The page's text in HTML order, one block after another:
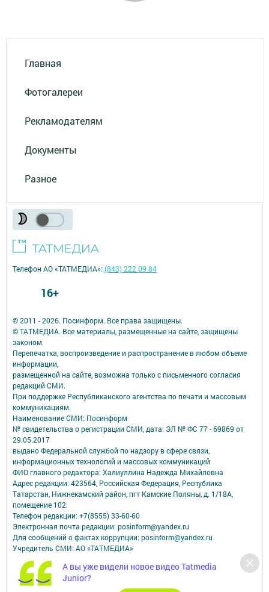
Главная
Фотогалереи
Рекламодателям
Документы
Разное
А вы уже видели новое видео Tatmedia
Junior?
© 2011 - 2026. Посинформ. Все права защищены.
© ТАТМЕДИА. Все материалы, размещенные на сайте, защищены
законом.
Перепечатка, воспроизведение и распространение в любом объеме
информации,
размещенной на сайте, возможна только с письменного согласия
редакций СМИ.
При поддержке Республиканского агентства по печати и массовым
коммуникациям.
Наименование СМИ: Посинформ
№ свидетельства о регистрации СМИ, дата: ЭЛ № ФС 77 - 69869 от
29.05.2017
выдано Федеральной службой по надзору в сфере связи,
информационных технологий и массовых коммуникаций
ФИО главного редактора: Халиуллина Надежда Михайловна
Адрес редакции: 423564, Российская Федерация, Республика
Татарстан, Нижнекамский район, пгт Камские Поляны, д. 1/18А,
помещение 102.
Телефон редакции: +7(8555) 33-60-60
Электронная почта редакции: posinform@yandex.ru
Для сообщений о фактах коррупции: posinform@yandex.ru
Учредитель СМИ: АО «ТАТМЕДИА»
Антикоррупционная политика
АО «ТАТМЕДИА» использует «cookie»
Телефон АО «ТАТМЕДИА»:(843) 222 09 84
16+